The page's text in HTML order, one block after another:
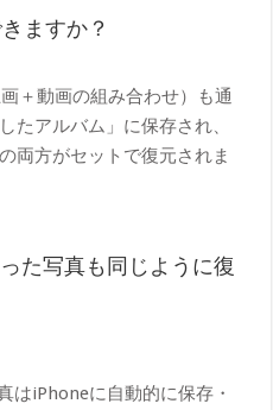
ますか？
＋動画の組み合わせ）も通
たアルバム」に保存され、
両方がセットで復元されま
た写真も同じように復
はiPhoneに自動的に保存・